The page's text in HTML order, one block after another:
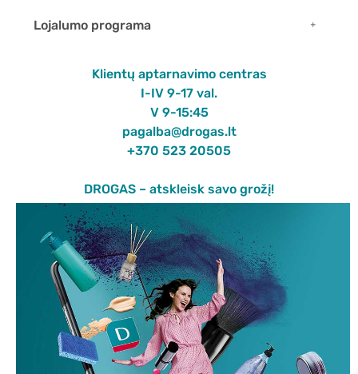
Lojalumo programa
Klientų aptarnavimo centras
I-IV 9-17 val.
V 9-15:45
pagalba@drogas.lt
+370 523 20505
DROGAS – atskleisk savo grožį!